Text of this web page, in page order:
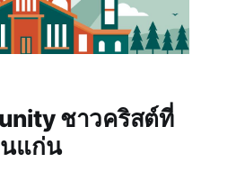
ชาวคริสต์ที่
แก่น